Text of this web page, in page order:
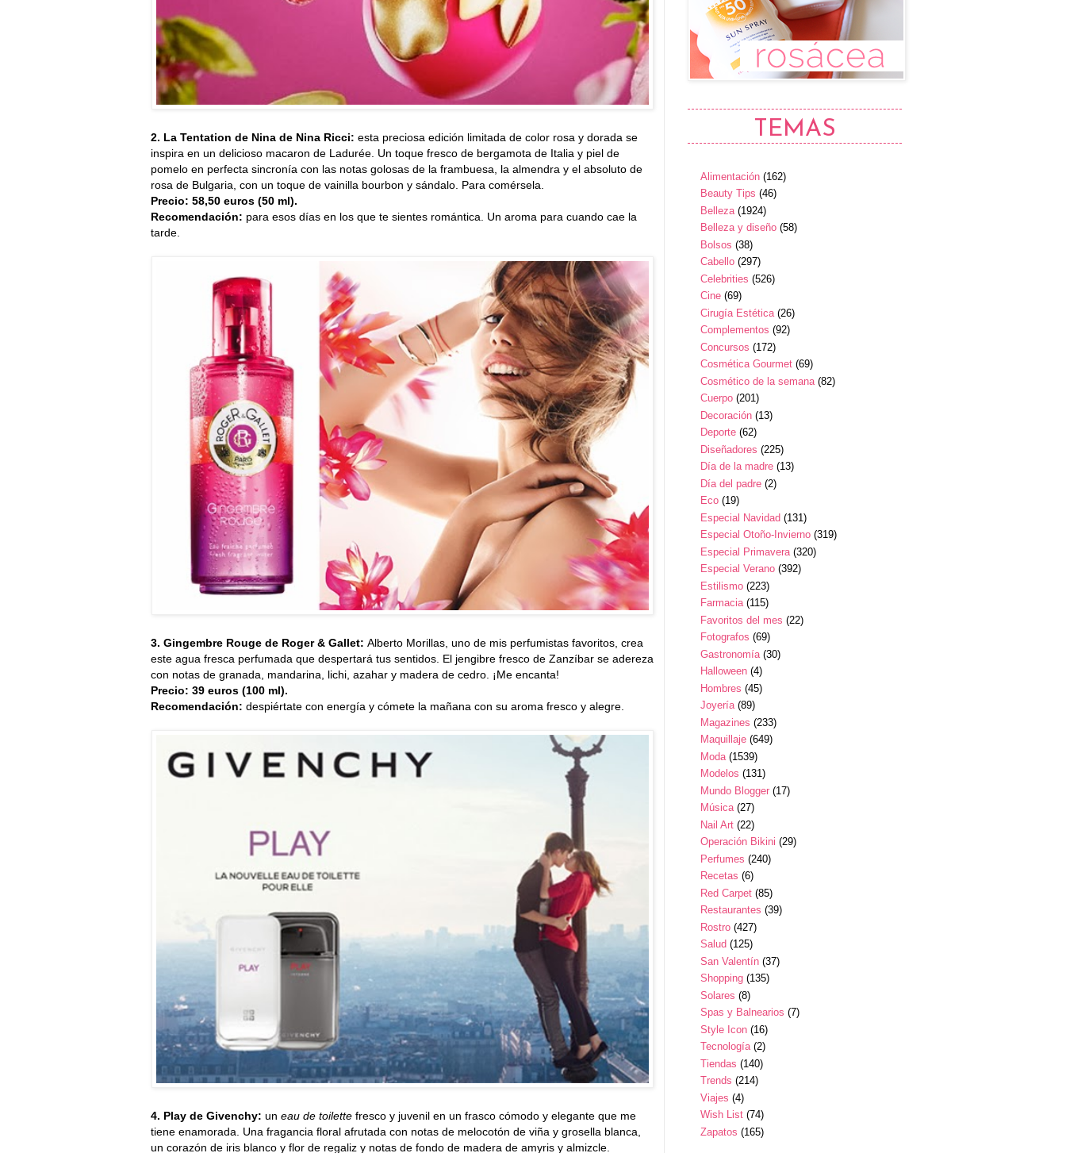
2. La Tentation de Nina de Nina Ricci: esta preciosa edición limitada de color rosa y dorada se
inspira en un delicioso macaron de Ladurée. Un toque fresco de bergamota de Italia y piel de
pomelo en perfecta sincronía con las notas golosas de la frambuesa, la almendra y el absoluto de
rosa de Bulgaria, con un toque de vainilla bourbon y sándalo. Para comérsela.
Precio: 58,50 euros (50 ml).
Recomendación: para esos días en los que te sientes romántica. Un aroma para cuando cae la
tarde.
3. Gingembre Rouge de Roger & Gallet: Alberto Morillas, uno de mis perfumistas favoritos, crea
este agua fresca perfumada que despertará tus sentidos. El jengibre fresco de Zanzíbar se adereza
con notas de granada, mandarina, lichi, azahar y madera de cedro. ¡Me encanta!
Precio: 39 euros (100 ml).
Recomendación: despiértate con energía y cómete la mañana con su aroma fresco y alegre.
4. Play de Givenchy: un eau de toilette fresco y juvenil en un frasco cómodo y elegante que me
tiene enamorada. Una fragancia floral afrutada con notas de melocotón de viña y grosella blanca,
un corazón de iris blanco y flor de regaliz y notas de fondo de madera de amyris y almizcle.
TEMAS
Alimentación (162)
Beauty Tips (46)
Belleza (1924)
Belleza y diseño (58)
Bolsos (38)
Cabello (297)
Celebrities (526)
Cine (69)
Cirugía Estética (26)
Complementos (92)
Concursos (172)
Cosmética Gourmet (69)
Cosmético de la semana (82)
Cuerpo (201)
Decoración (13)
Deporte (62)
Diseñadores (225)
Día de la madre (13)
Día del padre (2)
Eco (19)
Especial Navidad (131)
Especial Otoño-Invierno (319)
Especial Primavera (320)
Especial Verano (392)
Estilismo (223)
Farmacia (115)
Favoritos del mes (22)
Fotografos (69)
Gastronomía (30)
Halloween (4)
Hombres (45)
Joyería (89)
Magazines (233)
Maquillaje (649)
Moda (1539)
Modelos (131)
Mundo Blogger (17)
Música (27)
Nail Art (22)
Operación Bikini (29)
Perfumes (240)
Recetas (6)
Red Carpet (85)
Restaurantes (39)
Rostro (427)
Salud (125)
San Valentín (37)
Shopping (135)
Solares (8)
Spas y Balnearios (7)
Style Icon (16)
Tecnología (2)
Tiendas (140)
Trends (214)
Viajes (4)
Wish List (74)
Zapatos (165)